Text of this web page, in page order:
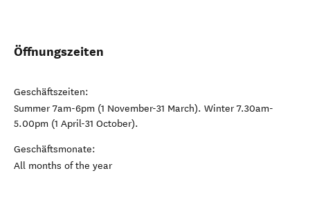
Öffnungszeiten
Geschäftszeiten:
Summer 7am-6pm (1 November-31 March). Winter 7.30am-
5.00pm (1 April-31 October).
Geschäftsmonate:
All months of the year